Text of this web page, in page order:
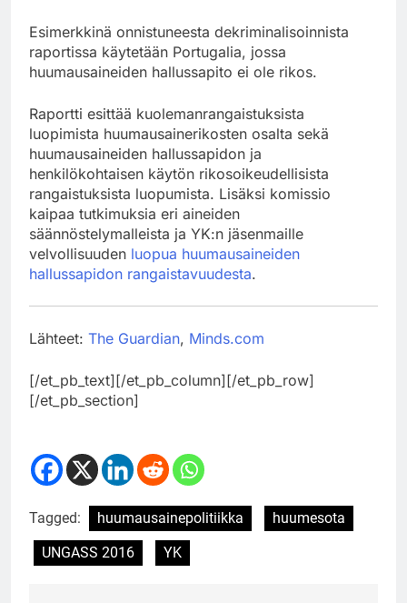
Esimerkkinä onnistuneesta dekriminalisoinnista
raportissa käytetään Portugalia, jossa
huumausaineiden hallussapito ei ole rikos.
Raportti esittää kuolemanrangaistuksista
luopimista huumausainerikosten osalta sekä
huumausaineiden hallussapidon ja
henkilökohtaisen käytön rikosoikeudellisista
rangaistuksista luopumista. Lisäksi komissio
kaipaa tutkimuksia eri aineiden
säännöstelymalleista ja YK:n jäsenmaille
velvollisuuden luopua huumausaineiden
hallussapidon rangaistavuudesta.
Lähteet: The Guardian, Minds.com
[/et_pb_text][/et_pb_column][/et_pb_row]
[/et_pb_section]
Tagged: huumausainepolitiikka
huumesota
UNGASS 2016
YK